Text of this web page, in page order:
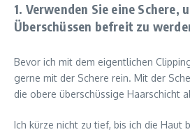
1. Verwenden Sie eine Schere,
Überschüssen befreit zu
Bevor ich mit dem eigentlichen
gerne mit der Schere rein. Mit der
die obere überschüssige Haarschicht
Ich kürze nicht zu tief, bis ich die Haut